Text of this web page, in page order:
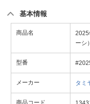
基本情報
商品名
2025
ーシ）
型番
メーカー タミ